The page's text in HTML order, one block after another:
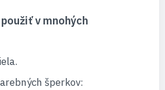
v mnohých
šperkov: